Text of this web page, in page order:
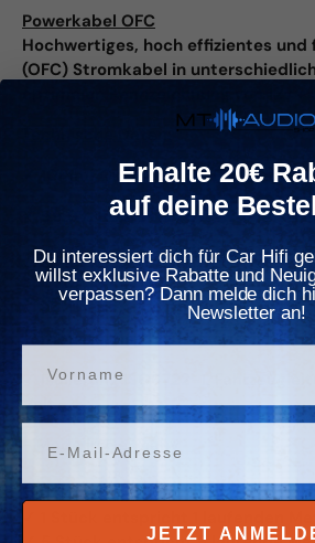
Powerkabel OFC
Hochwertiges, hoch effizientes
(OFC) Stromkabel in
mm² Querschnitt / Einzelader
99,9% Kupfer (ECu)
✓verdrillter 0,20 mm Aufbau
Soft-Touch Oberfläche (matt/
✓robuste, flexible und ölresistente
Isolierung ISO6722-1,
Volt
- Made in Germany
Lieferumfang:
Erhalte 20€
auf deine
Du interessiert dich für Car Hifi
willst exklusive Rabatte und
verpassen? Dann melde dich
Newsletter an!
JETZT